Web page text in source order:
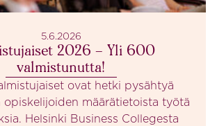
5.6.2026
2026 – Yli 600
valmistunutta!
ovat hetki pysähtyä
opiskelijoiden määrätietoista työtä
Helsinki Business Collegesta